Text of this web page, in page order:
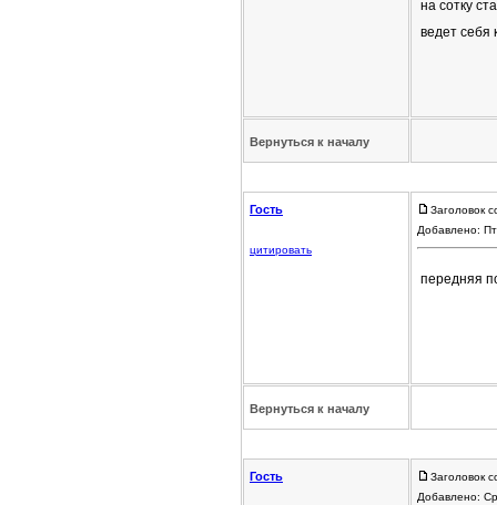
на сотку
ведет себя
Вернуться к началу
Гость
цитировать
Заголовок
Добавлено:
передняя
Вернуться к началу
Гость
Заголовок
Добавлено: